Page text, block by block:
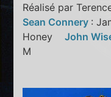
Réalisé par
Sean Connery :
HoneyJohn
M